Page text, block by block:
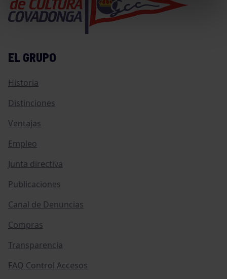
EL GRUPO
Historia
Distinciones
Ventajas
Empleo
Junta directiva
Publicaciones
Canal de Denuncias
Compras
Transparencia
FAQ Control Accesos